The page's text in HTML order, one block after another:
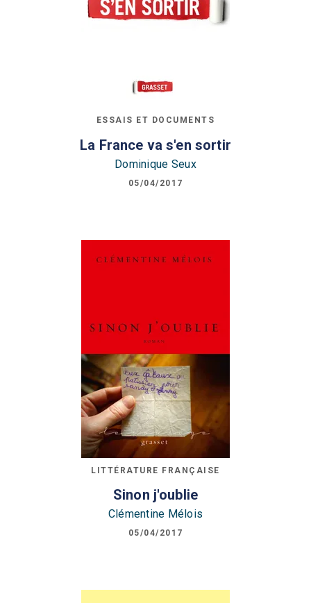
ESSAIS ET DOCUMENTS
La France va s'en sortir
Dominique Seux
05/04/2017
LITTÉRATURE FRANÇAISE
Sinon j'oublie
Clémentine Mélois
05/04/2017